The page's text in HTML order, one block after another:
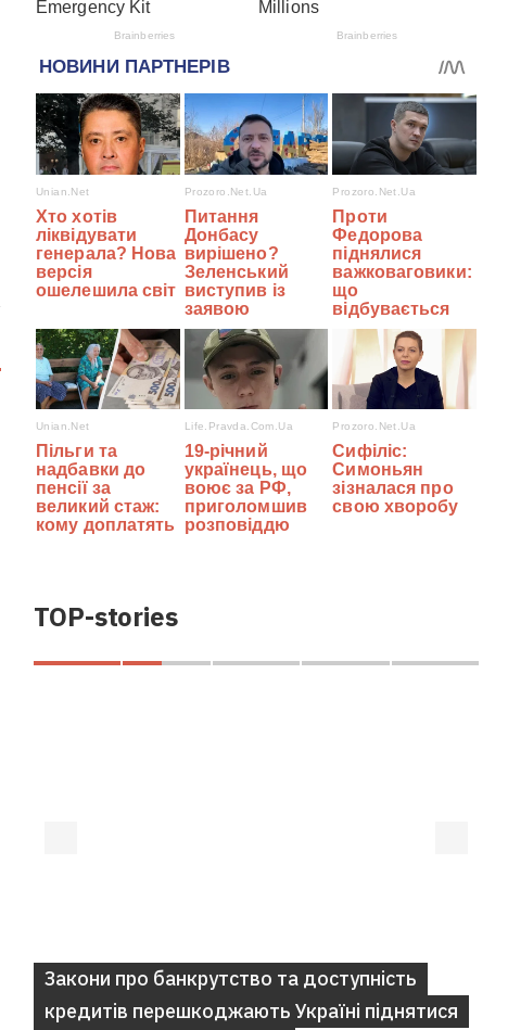
TOP-stories
Закони про банкрутство та доступність
кредитів перешкоджають Україні піднятися